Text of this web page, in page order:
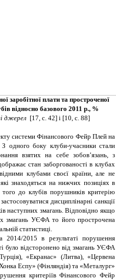
заробітної плати та простроченої
відносно базового 2011 р., %
джерел [17, с. 42] і [10, c. 88]
системи Фінансового Фейр Плей на
З одного боку клуби-учасники стали
взятих на себе зобов’язань, з
стан заборгованості в клубах
клубами своєї країни, але не
знаходяться на нижчих позиціях в
того до клубів порушників критерію
дисциплінарні санкції
наступних змагань. Відповідно якщо
змагань УЄФА то його прострочена
статистиці.
2015 в результаті порушення
було відсторонено від змагань УЄФА
«Екранас» (Литва), «Цервена
Еспу» (Фінляндія) та «Металург»
критеріїв Фінансового Фейр